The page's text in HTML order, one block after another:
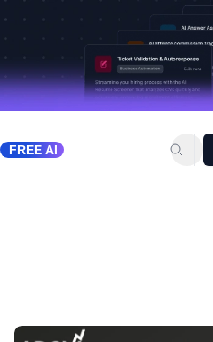
FREE AI